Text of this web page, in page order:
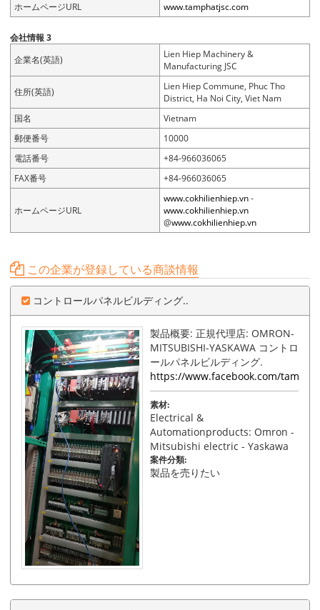
ホームページURL
www.tamphatjsc.com
会社情報 3
企業名(英語)
Lien Hiep Machinery &
Manufacturing JSC
住所(英語)
Lien Hiep Commune, Phuc Tho
District, Ha Noi City, Viet Nam
国名
Vietnam
郵便番号
10000
電話番号
+84-966036065
FAX番号
+84-966036065
ホームページURL
www.cokhilienhiep.vn-
www.cokhilienhiep.vn
@www.cokhilienhiep.vn
この企業が登録している商談情報
コントロールパネルビルディング..
製品概要: 正規代理店: OMRON-
MITSUBISHI-YASKAWA コントロ
ールパネルビルディング.
https://www.facebook.com/
素材:
Electrical &
Automationproducts: Omron -
Mitsubishi electric - Yaskawa
案件分類:
製品を売りたい